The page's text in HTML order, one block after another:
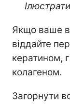
Якщо ваше
віддайте
кератином,
колагеном.
Загорнути